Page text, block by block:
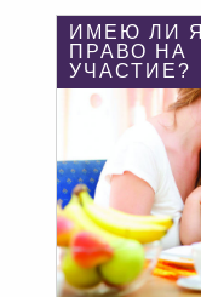
ИМЕЮ ЛИ Я
ПРАВО НА
УЧАСТИЕ?